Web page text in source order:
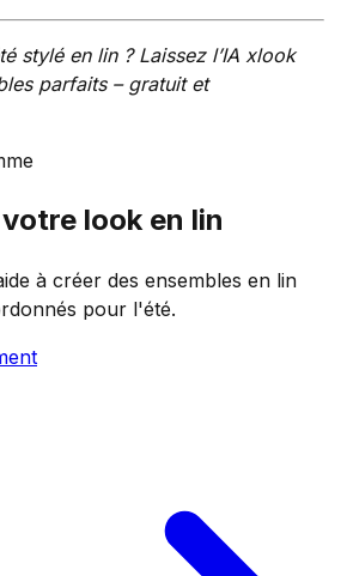
stylé en lin ? Laissez l’IA xlook
parfaits – gratuit et
look en lin
à créer des ensembles en lin
pour l'été.